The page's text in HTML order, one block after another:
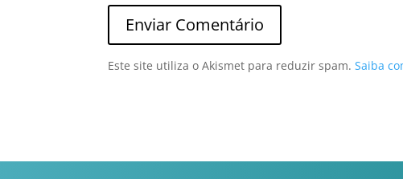
Este site utiliza o Akismet para reduzir spam.Saiba